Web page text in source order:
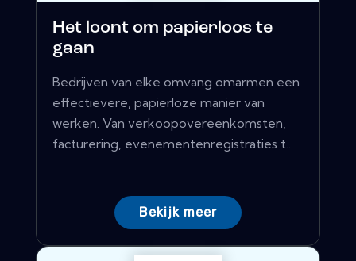
Het loont om papierloos te
gaan
Bedrijven van elke omvang omarmen een
effectievere, papierloze manier van
werken. Van verkoopovereenkomsten,
facturering, evenementenregistraties t...
Bekijk meer